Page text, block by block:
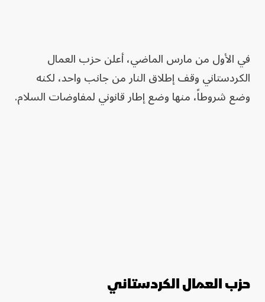
في الأول من مارس الماضي، أعلن حزب العمال
الكردستاني وقف إطلاق النار من جانب واحد، لكنه
وضع شروطاً، منها وضع إطار قانوني لمفاوضات السلام.
حزب العمال الكردستاني